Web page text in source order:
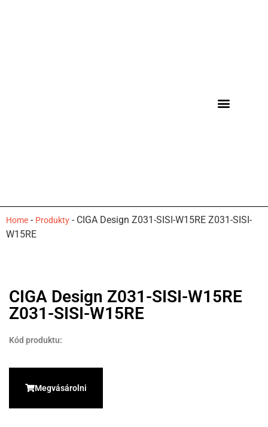
Home - Produkty - CIGA Design Z031-SISI-W15RE Z031-SISI-
W15RE
CIGA Design Z031-SISI-W15RE
Z031-SISI-W15RE
Kód produktu:
Megvásárolni